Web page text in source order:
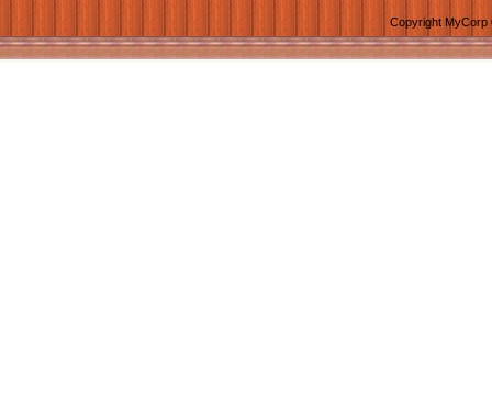
Copyright MyCorp